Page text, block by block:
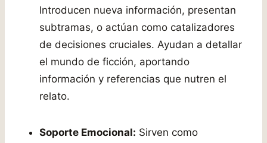
Introducen nueva información, presentan
subtramas, o actúan como catalizadores
de decisiones cruciales. Ayudan a detallar
el mundo de ficción, aportando
información y referencias que nutren el
relato.
Soporte Emocional: Sirven como